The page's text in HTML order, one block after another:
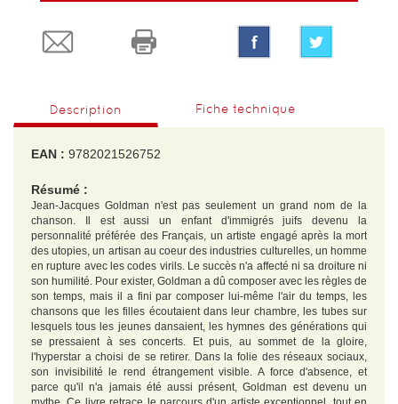
Description Fiche technique
EAN : 9782021526752
Résumé :
Jean-Jacques Goldman n'est pas seulement un grand nom de la
chanson. Il est aussi un enfant d'immigrés juifs devenu la
personnalité préférée des Français, un artiste engagé après la mort
des utopies, un artisan au coeur des industries culturelles, un homme
en rupture avec les codes virils. Le succès n'a affecté ni sa droiture ni
son humilité. Pour exister, Goldman a dû composer avec les règles de
son temps, mais il a fini par composer lui-même l'air du temps, les
chansons que les filles écoutaient dans leur chambre, les tubes sur
lesquels tous les jeunes dansaient, les hymnes des générations qui
se pressaient à ses concerts. Et puis, au sommet de la gloire,
l'hyperstar a choisi de se retirer. Dans la folie des réseaux sociaux,
son invisibilité le rend étrangement visible. A force d'absence, et
parce qu'il n'a jamais été aussi présent, Goldman est devenu un